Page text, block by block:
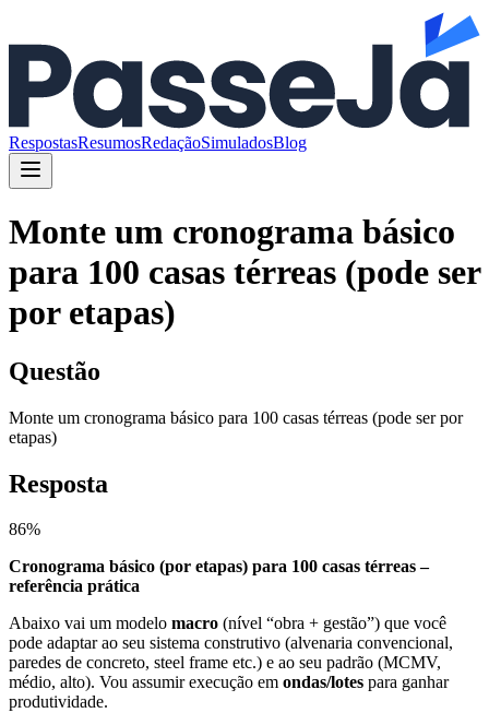
RespostasResumosRedaçãoSimuladosBlog
Monte um cronograma básico
para 100 casas térreas (pode ser
por etapas)
Questão
Monte um cronograma básico para 100 casas térreas (pode ser por
etapas)
Resposta
86%
Cronograma básico (por etapas) para 100 casas térreas –
referência prática
Abaixo vai um modelo macro (nível “obra + gestão”) que você
pode adaptar ao seu sistema construtivo (alvenaria convencional,
paredes de concreto, steel frame etc.) e ao seu padrão (MCMV,
médio, alto). Vou assumir execução em ondas/lotes para ganhar
produtividade.